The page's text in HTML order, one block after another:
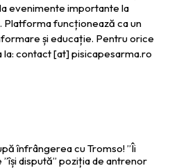
evenimente importante la
funcționează ca un
și educație. Pentru orice
contact [at] pisicapesarma.ro
înfrângerea cu Tromso! ”Îi
dispută” poziția de antrenor